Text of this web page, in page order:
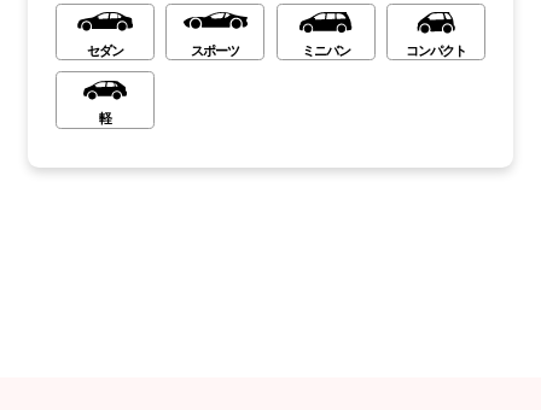
セダン スポーツ ミニバン コンパクト
軽